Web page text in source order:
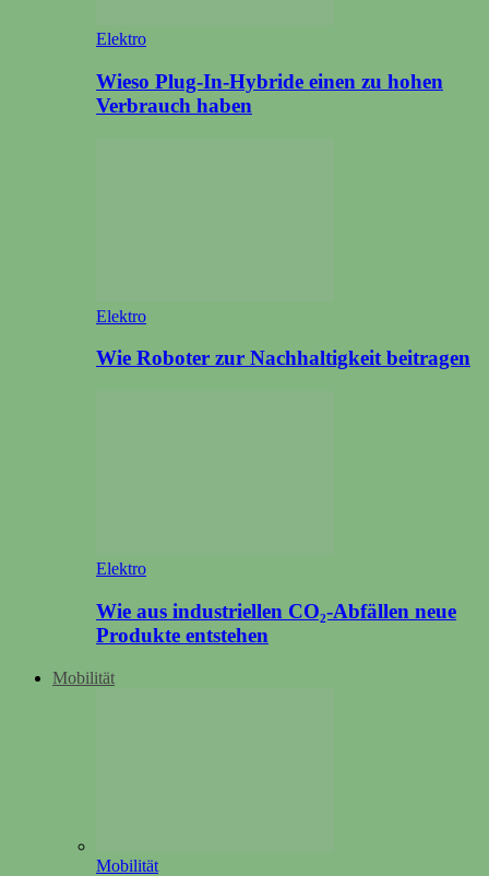
Elektro
Wieso Plug-In-Hybride einen zu hohen
Verbrauch haben
Elektro
Wie Roboter zur Nachhaltigkeit beitragen
Elektro
Wie aus industriellen CO₂-Abfällen neue
Produkte entstehen
Mobilität
Mobilität